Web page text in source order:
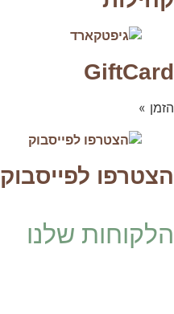
GiftCard
הזמן »
הצטרפו לפייסבוק
הלקוחות שלנו